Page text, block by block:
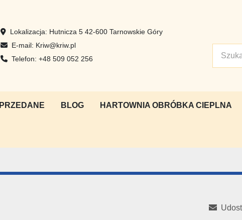
Lokalizacja: Hutnicza 5 42-600 Tarnowskie Góry
E-mail: Kriw@kriw.pl
Telefon: +48 509 052 256
SPRZEDANE BLOG HARTOWNIA OBRÓBKA CIEPLNA